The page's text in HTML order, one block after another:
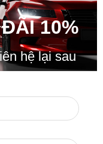
ĐÃI10%
hệ lại sau